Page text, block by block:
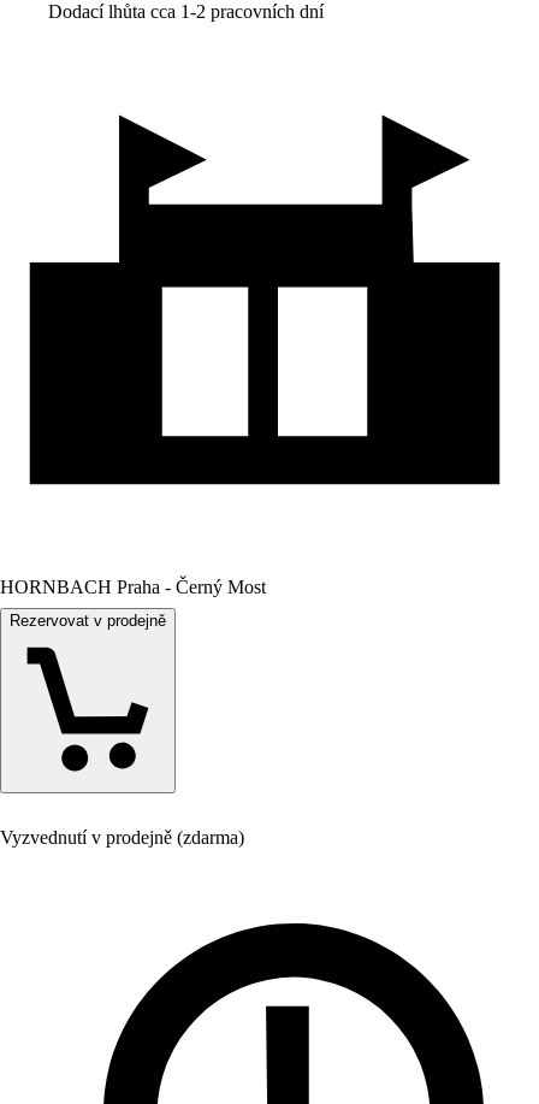
Dodací lhůta cca 1-2 pracovních dní
HORNBACH Praha - Černý Most
Rezervovat v prodejně
Vyzvednutí v prodejně (zdarma)